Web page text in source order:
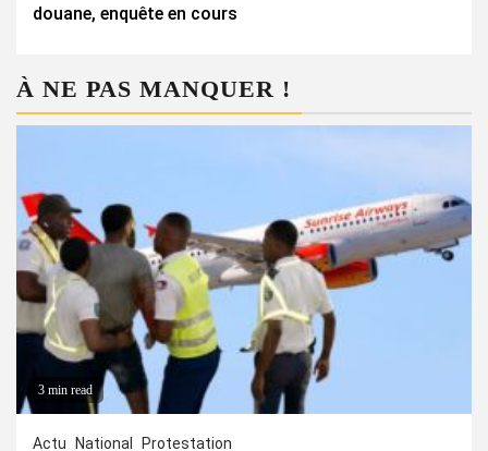
douane, enquête en cours
À NE PAS MANQUER !
3 min read
Actu National Protestation